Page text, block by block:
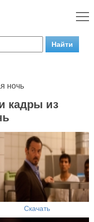
ночь
кадры из
Скачать